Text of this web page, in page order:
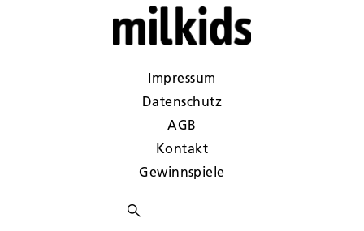
Impressum
Datenschutz
AGB
Kontakt
Gewinnspiele